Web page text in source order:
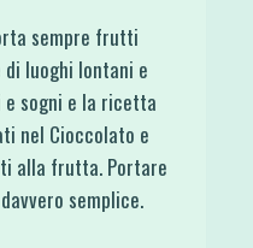
sempre frutti
luoghi lontani e
sogni e la ricetta
nel Cioccolato e
alla frutta. Portare
semplice.